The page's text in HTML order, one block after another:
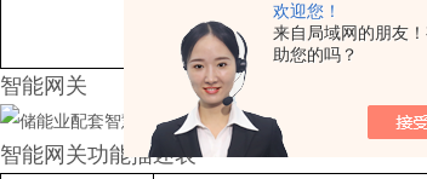
欢迎您！
来自局域网的朋友
助您的吗？
制、本地锁定、远程遥控
P；标配RS-485（
智能网关
智能网关功能描述表